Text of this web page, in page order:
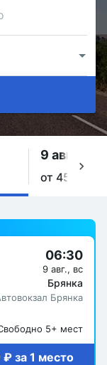
9 авг., вс
от 4500 ₽
06:30
9 авг., вс
Брянка
Брянка
5+ мест
за 1 место